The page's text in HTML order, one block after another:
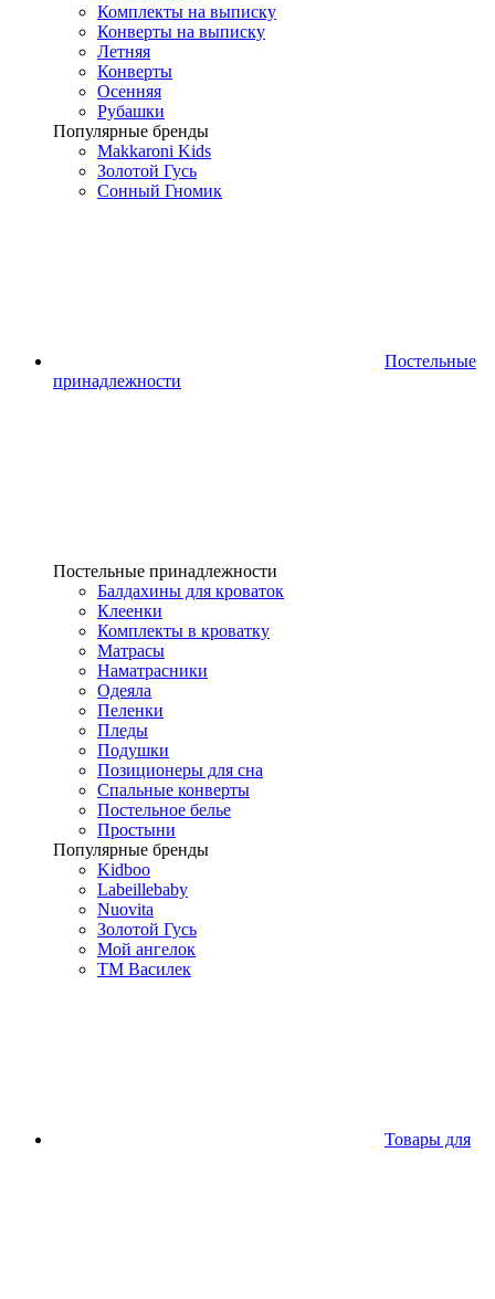
Комплекты на выписку
Конверты на выписку
Летняя
Конверты
Осенняя
Рубашки
Популярные бренды
Makkaroni Kids
Золотой Гусь
Сонный Гномик
Постельные
принадлежности
Постельные принадлежности
Балдахины для кроваток
Клеенки
Комплекты в кроватку
Матрасы
Наматрасники
Одеяла
Пеленки
Пледы
Подушки
Позиционеры для сна
Спальные конверты
Постельное белье
Простыни
Популярные бренды
Kidboo
Labeillebaby
Nuovita
Золотой Гусь
Мой ангелок
ТМ Василек
Товары для